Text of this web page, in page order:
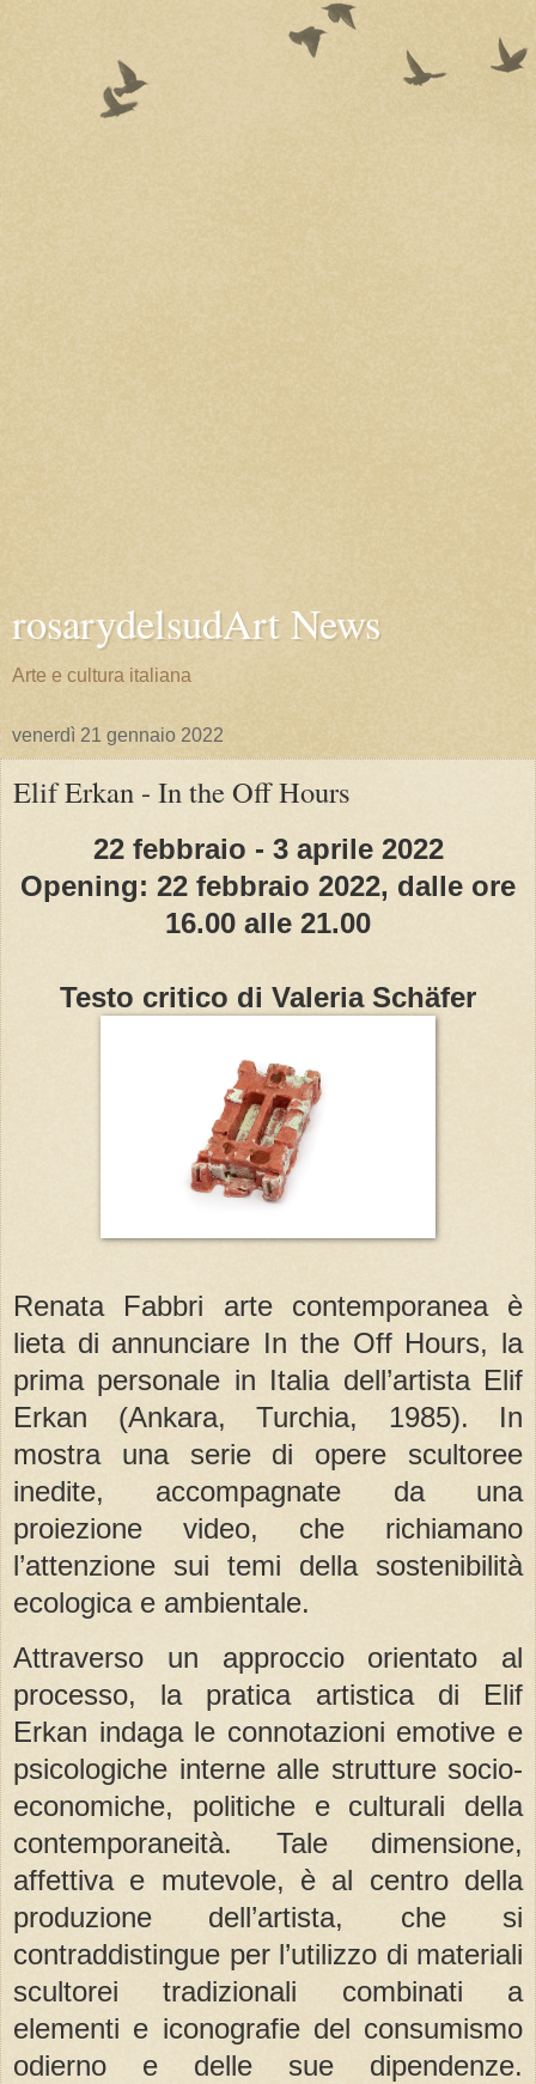
rosarydelsudArt News
Arte e cultura italiana
venerdì 21 gennaio 2022
Elif Erkan - In the Off Hours
22 febbraio - 3 aprile 2022
Opening: 22 febbraio 2022, dalle ore
16.00 alle 21.00
Testo critico di Valeria Schäfer
Renata Fabbri arte contemporanea è
lieta di annunciare In the Off Hours, la
prima personale in Italia dell’artista Elif
Erkan (Ankara, Turchia, 1985). In
mostra una serie di opere scultoree
inedite, accompagnate da una
proiezione video, che richiamano
l’attenzione sui temi della sostenibilità
ecologica e ambientale.
Attraverso un approccio orientato al
processo, la pratica artistica di Elif
Erkan indaga le connotazioni emotive e
psicologiche interne alle strutture socio-
economiche, politiche e culturali della
contemporaneità. Tale dimensione,
affettiva e mutevole, è al centro della
produzione dell’artista, che si
contraddistingue per l’utilizzo di materiali
scultorei tradizionali combinati a
elementi e iconografie del consumismo
odierno e delle sue dipendenze.